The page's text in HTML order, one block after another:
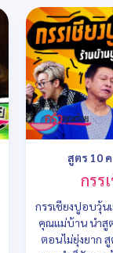
สูตร 10
กรร
กรรเชียงปูอบวุ้น
คุณแม่บ้าน นำสู
ตอนไม่ยุ่งยาก